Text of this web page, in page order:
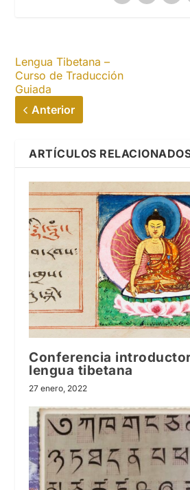
Lengua Tibetana –
Curso de Traducción
Guiada
Anterior
ARTÍCULOS
Conferencia
lengua tibetana
27 enero, 2022